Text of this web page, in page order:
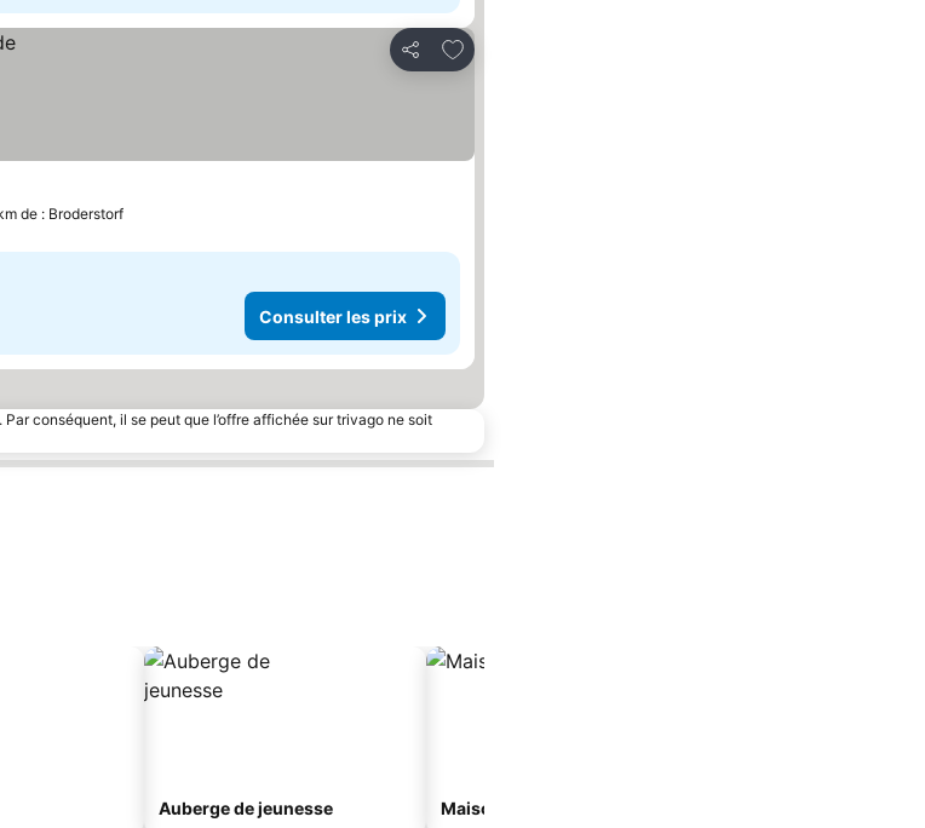
Partager
Ajouter à mes favoris
de : Broderstorf
Consulter les prix
conséquent, il se peut que l’offre affichée sur trivago ne soit
Auberge de jeunesse Maison d’hôtes